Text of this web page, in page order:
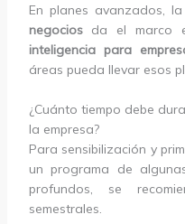
En planes avanzados, la
negociosda el marco
inteligencia para
áreas pueda llevar esos
¿Cuánto tiempo debe
la empresa?
Para sensibilización y
un programa de
profundos, se
semestrales.